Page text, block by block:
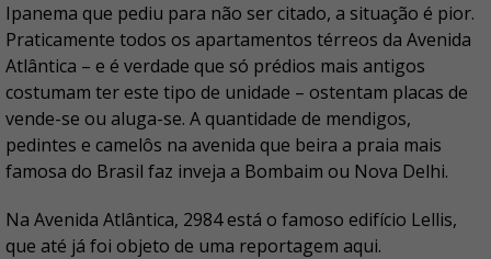
Ipanema que pediu para não ser citado, a situação é pior.
Praticamente todos os apartamentos térreos da Avenida
Atlântica – e é verdade que só prédios mais antigos
costumam ter este tipo de unidade – ostentam placas de
vende-se ou aluga-se. A quantidade de mendigos,
pedintes e camelôs na avenida que beira a praia mais
famosa do Brasil faz inveja a Bombaim ou Nova Delhi.
Na Avenida Atlântica, 2984 está o famoso edifício Lellis,
que até já foi objeto de uma reportagem aqui.